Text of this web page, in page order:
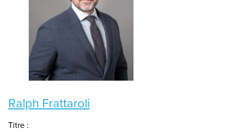
Ralph Frattaroli
Titre :